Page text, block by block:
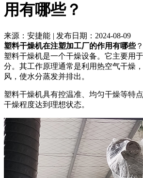
用有哪些？
来源：安捷能 | 发布日期：2024-08-09
塑料干燥机在注塑加工厂的作用有哪些
塑料干燥机是一个干燥设备。它主要用
分。其工作原理通常是利用热空气干燥
风，使水分蒸发并排出。
塑料干燥机具有控温准、均匀干燥等特
干燥程度达到理想状态。